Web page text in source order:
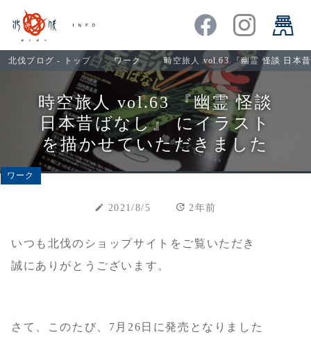
北伐ブログ - トップ ワーク 時空旅人 vol.63 『幽霊 怪談 日本
時空旅人 vol.63 『幽霊 怪談
日本昔ばなし』 にイラスト
を描かせていただきました
ワーク
create 2021/8/5 update 2年前
いつも北伐のショップサイトをご覧いただき
誠にありがとうございます。
さて、このたび、7月26日に発売となりました